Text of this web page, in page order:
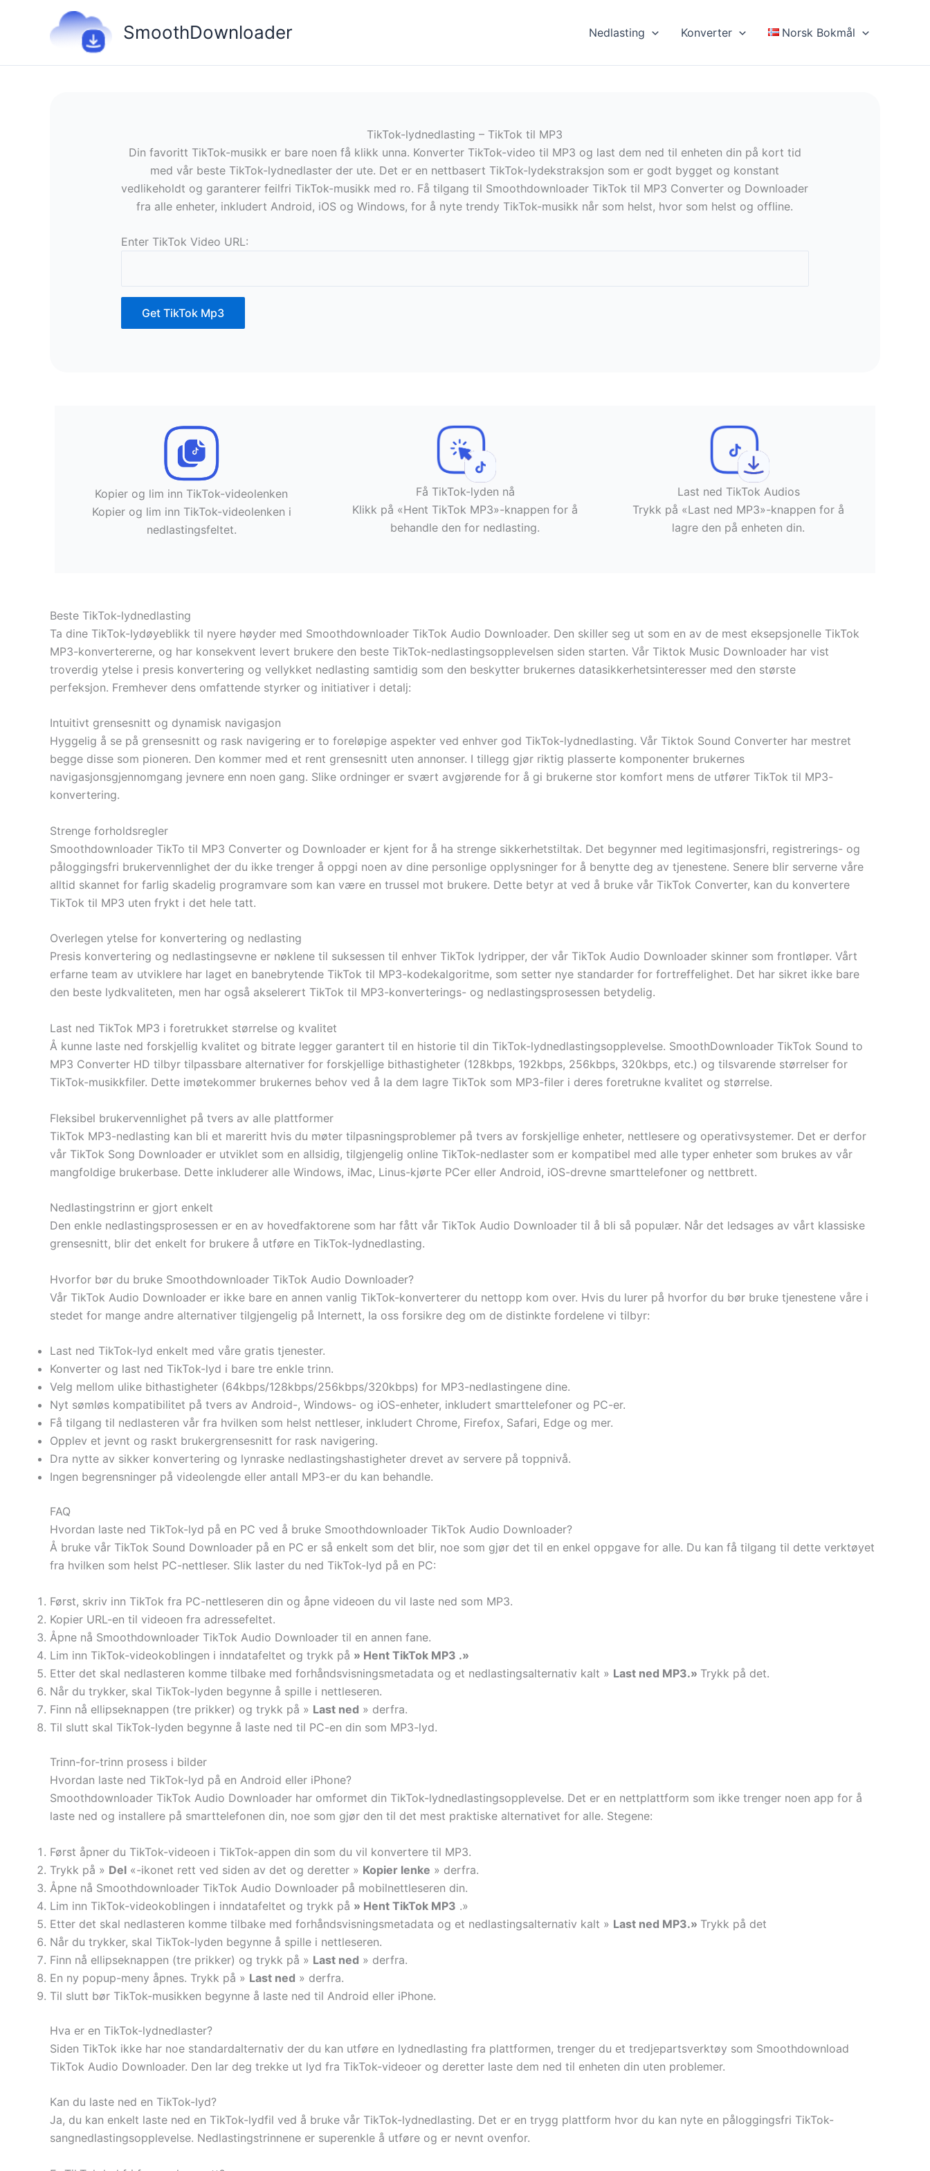
innholdet
SmoothDownloader Nedlasting Konverter Norsk Bokmål
TikTok-lydnedlasting – TikTok til MP3
Din favoritt TikTok-musikk er bare noen få klikk unna. Konverter TikTok-video til MP3 og last dem ned til enheten din på kort tid
med vår beste TikTok-lydnedlaster der ute. Det er en nettbasert TikTok-lydekstraksjon som er godt bygget og konstant
vedlikeholdt og garanterer feilfri TikTok-musikk med ro. Få tilgang til Smoothdownloader TikTok til MP3 Converter og Downloader
fra alle enheter, inkludert Android, iOS og Windows, for å nyte trendy TikTok-musikk når som helst, hvor som helst og offline.
Enter TikTok Video URL:
Get TikTok Mp3
Kopier og lim inn TikTok-videolenken
Kopier og lim inn TikTok-videolenken i
nedlastingsfeltet.
Få TikTok-lyden nå
Klikk på «Hent TikTok MP3»-knappen for å
behandle den for nedlasting.
Last ned TikTok Audios
Trykk på «Last ned MP3»-knappen for å
lagre den på enheten din.
Beste TikTok-lydnedlasting
Ta dine TikTok-lydøyeblikk til nyere høyder med Smoothdownloader TikTok Audio Downloader. Den skiller seg ut som en av de mest eksepsjonelle TikTok
MP3-konvertererne, og har konsekvent levert brukere den beste TikTok-nedlastingsopplevelsen siden starten. Vår Tiktok Music Downloader har vist
troverdig ytelse i presis konvertering og vellykket nedlasting samtidig som den beskytter brukernes datasikkerhetsinteresser med den største
perfeksjon. Fremhever dens omfattende styrker og initiativer i detalj:
Intuitivt grensesnitt og dynamisk navigasjon
Hyggelig å se på grensesnitt og rask navigering er to foreløpige aspekter ved enhver god TikTok-lydnedlasting. Vår Tiktok Sound Converter har mestret
begge disse som pioneren. Den kommer med et rent grensesnitt uten annonser. I tillegg gjør riktig plasserte komponenter brukernes
navigasjonsgjennomgang jevnere enn noen gang. Slike ordninger er svært avgjørende for å gi brukerne stor komfort mens de utfører TikTok til MP3-
konvertering.
Strenge forholdsregler
Smoothdownloader TikTo til MP3 Converter og Downloader er kjent for å ha strenge sikkerhetstiltak. Det begynner med legitimasjonsfri, registrerings- og
påloggingsfri brukervennlighet der du ikke trenger å oppgi noen av dine personlige opplysninger for å benytte deg av tjenestene. Senere blir serverne våre
alltid skannet for farlig skadelig programvare som kan være en trussel mot brukere. Dette betyr at ved å bruke vår TikTok Converter, kan du konvertere
TikTok til MP3 uten frykt i det hele tatt.
Overlegen ytelse for konvertering og nedlasting
Presis konvertering og nedlastingsevne er nøklene til suksessen til enhver TikTok lydripper, der vår TikTok Audio Downloader skinner som frontløper. Vårt
erfarne team av utviklere har laget en banebrytende TikTok til MP3-kodekalgoritme, som setter nye standarder for fortreffelighet. Det har sikret ikke bare
den beste lydkvaliteten, men har også akselerert TikTok til MP3-konverterings- og nedlastingsprosessen betydelig.
Last ned TikTok MP3 i foretrukket størrelse og kvalitet
Å kunne laste ned forskjellig kvalitet og bitrate legger garantert til en historie til din TikTok-lydnedlastingsopplevelse. SmoothDownloader TikTok Sound to
MP3 Converter HD tilbyr tilpassbare alternativer for forskjellige bithastigheter (128kbps, 192kbps, 256kbps, 320kbps, etc.) og tilsvarende størrelser for
TikTok-musikkfiler. Dette imøtekommer brukernes behov ved å la dem lagre TikTok som MP3-filer i deres foretrukne kvalitet og størrelse.
Fleksibel brukervennlighet på tvers av alle plattformer
TikTok MP3-nedlasting kan bli et mareritt hvis du møter tilpasningsproblemer på tvers av forskjellige enheter, nettlesere og operativsystemer. Det er derfor
vår TikTok Song Downloader er utviklet som en allsidig, tilgjengelig online TikTok-nedlaster som er kompatibel med alle typer enheter som brukes av vår
mangfoldige brukerbase. Dette inkluderer alle Windows, iMac, Linus-kjørte PCer eller Android, iOS-drevne smarttelefoner og nettbrett.
Nedlastingstrinn er gjort enkelt
Den enkle nedlastingsprosessen er en av hovedfaktorene som har fått vår TikTok Audio Downloader til å bli så populær. Når det ledsages av vårt klassiske
grensesnitt, blir det enkelt for brukere å utføre en TikTok-lydnedlasting.
Hvorfor bør du bruke Smoothdownloader TikTok Audio Downloader?
Vår TikTok Audio Downloader er ikke bare en annen vanlig TikTok-konverterer du nettopp kom over. Hvis du lurer på hvorfor du bør bruke tjenestene våre i
stedet for mange andre alternativer tilgjengelig på Internett, la oss forsikre deg om de distinkte fordelene vi tilbyr:
Last ned TikTok-lyd enkelt med våre gratis tjenester.
Konverter og last ned TikTok-lyd i bare tre enkle trinn.
Velg mellom ulike bithastigheter (64kbps/128kbps/256kbps/320kbps) for MP3-nedlastingene dine.
Nyt sømløs kompatibilitet på tvers av Android-, Windows- og iOS-enheter, inkludert smarttelefoner og PC-er.
Få tilgang til nedlasteren vår fra hvilken som helst nettleser, inkludert Chrome, Firefox, Safari, Edge og mer.
Opplev et jevnt og raskt brukergrensesnitt for rask navigering.
Dra nytte av sikker konvertering og lynraske nedlastingshastigheter drevet av servere på toppnivå.
Ingen begrensninger på videolengde eller antall MP3-er du kan behandle.
FAQ
Hvordan laste ned TikTok-lyd på en PC ved å bruke Smoothdownloader TikTok Audio Downloader?
Å bruke vår TikTok Sound Downloader på en PC er så enkelt som det blir, noe som gjør det til en enkel oppgave for alle. Du kan få tilgang til dette verktøyet
fra hvilken som helst PC-nettleser. Slik laster du ned TikTok-lyd på en PC:
Først, skriv inn TikTok fra PC-nettleseren din og åpne videoen du vil laste ned som MP3.
Kopier URL-en til videoen fra adressefeltet.
Åpne nå Smoothdownloader TikTok Audio Downloader til en annen fane.
Lim inn TikTok-videokoblingen i inndatafeltet og trykk på » Hent TikTok MP3 .»
Etter det skal nedlasteren komme tilbake med forhåndsvisningsmetadata og et nedlastingsalternativ kalt » Last ned MP3.» Trykk på det.
Når du trykker, skal TikTok-lyden begynne å spille i nettleseren.
Finn nå ellipseknappen (tre prikker) og trykk på » Last ned » derfra.
Til slutt skal TikTok-lyden begynne å laste ned til PC-en din som MP3-lyd.
Trinn-for-trinn prosess i bilder
Hvordan laste ned TikTok-lyd på en Android eller iPhone?
Smoothdownloader TikTok Audio Downloader har omformet din TikTok-lydnedlastingsopplevelse. Det er en nettplattform som ikke trenger noen app for å
laste ned og installere på smarttelefonen din, noe som gjør den til det mest praktiske alternativet for alle. Stegene:
Først åpner du TikTok-videoen i TikTok-appen din som du vil konvertere til MP3.
Trykk på » Del «-ikonet rett ved siden av det og deretter » Kopier lenke » derfra.
Åpne nå Smoothdownloader TikTok Audio Downloader på mobilnettleseren din.
Lim inn TikTok-videokoblingen i inndatafeltet og trykk på » Hent TikTok MP3 .»
Etter det skal nedlasteren komme tilbake med forhåndsvisningsmetadata og et nedlastingsalternativ kalt » Last ned MP3.» Trykk på det
Når du trykker, skal TikTok-lyden begynne å spille i nettleseren.
Finn nå ellipseknappen (tre prikker) og trykk på » Last ned » derfra.
En ny popup-meny åpnes. Trykk på » Last ned » derfra.
Til slutt bør TikTok-musikken begynne å laste ned til Android eller iPhone.
Hva er en TikTok-lydnedlaster?
Siden TikTok ikke har noe standardalternativ der du kan utføre en lydnedlasting fra plattformen, trenger du et tredjepartsverktøy som Smoothdownload
TikTok Audio Downloader. Den lar deg trekke ut lyd fra TikTok-videoer og deretter laste dem ned til enheten din uten problemer.
Kan du laste ned en TikTok-lyd?
Ja, du kan enkelt laste ned en TikTok-lydfil ved å bruke vår TikTok-lydnedlasting. Det er en trygg plattform hvor du kan nyte en påloggingsfri TikTok-
sangnedlastingsopplevelse. Nedlastingstrinnene er superenkle å utføre og er nevnt ovenfor.